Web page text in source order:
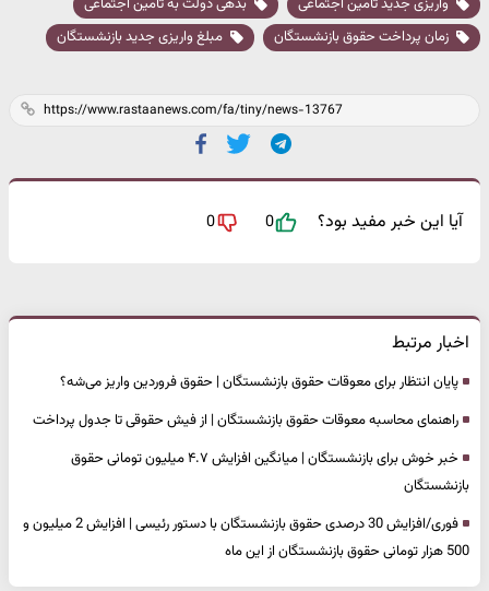
واریزی جدید تأمین اجتماعی
بدهی دولت به تأمین اجتماعی
زمان پرداخت حقوق بازنشستگان
مبلغ واریزی جدید بازنشستگان
آیا این خبر مفید بود؟ 0
0
اخبار مرتبط
پایان انتظار برای معوقات حقوق بازنشستگان | حقوق فروردین واریز می‌شه؟
راهنمای محاسبه معوقات حقوق بازنشستگان | از فیش حقوقی تا جدول پرداخت
خبر خوش برای بازنشستگان | میانگین افزایش ۴.۷ میلیون تومانی حقوق
بازنشستگان
فوری/افزایش 30 درصدی حقوق بازنشستگان با دستور رئیسی | افزایش 2 میلیون و
500 هزار تومانی حقوق بازنشستگان از این ماه